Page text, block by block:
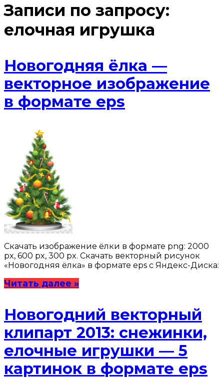
Записи по запросу:
елочная игрушка
Новогодняя ёлка —
векторное изображение
в формате eps
Скачать изображение ёлки в формате png: 2000
px, 600 px, 300 px. Скачать векторный рисунок
«Новогодняя ёлка» в формате eps с Яндекс-Диска:
Читать далее »
Новогодний векторный
клипарт 2013: снежинки,
елочные игрушки — 5
картинок в формате eps